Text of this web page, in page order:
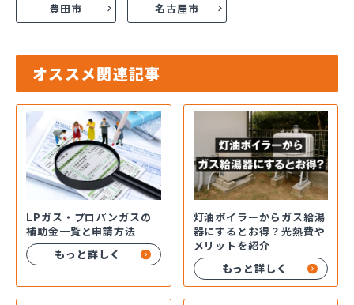
豊田市 名古屋市
オススメ関連記事
LPガス・プロパンガスの
補助金一覧と申請方法
もっと詳しく
灯油ボイラーからガス給湯
器にするとお得？光熱費や
メリットを紹介
もっと詳しく